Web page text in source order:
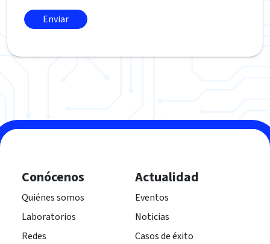
Conócenos
Quiénes somos
Laboratorios
Redes
Actualidad
Eventos
Noticias
Casos de éxito